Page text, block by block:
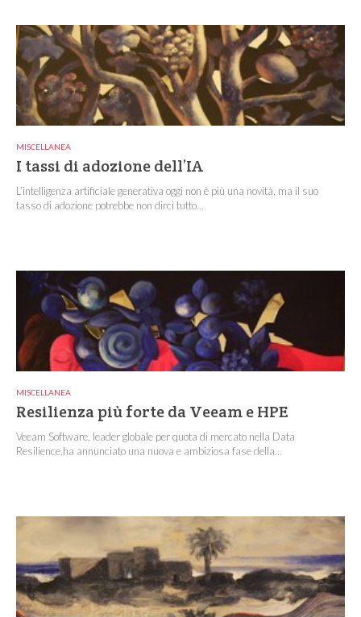
MISCELLANEA
I tassi di adozione dell’IA
L’intelligenza artificiale generativa oggi non è più una novità, ma il suo
tasso di adozione potrebbe non dirci tutto...
MISCELLANEA
Resilienza più forte da Veeam e HPE
Veeam Software, leader globale per quota di mercato nella Data
Resilience,ha annunciato una nuova e ambiziosa fase della...